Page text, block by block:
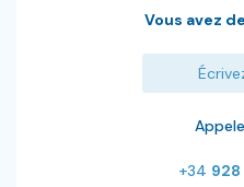
Vous avez
+34 928